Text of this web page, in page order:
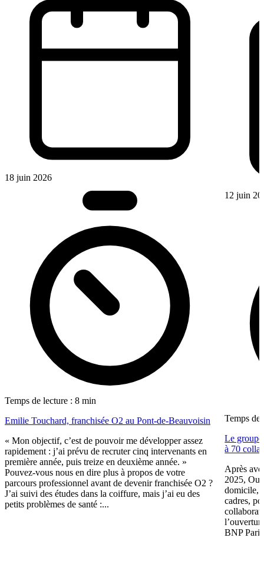
18 juin 2026
Temps de lecture : 8 min
Emilie Touchard, franchisée O2 au Pont-de-Beauvoisin
« Mon objectif, c’est de pouvoir me développer assez
rapidement : j’ai prévu de recruter cinq intervenants en
première année, puis treize en deuxième année. »
Pouvez-vous nous en dire plus à propos de votre
parcours professionnel avant de devenir franchisée O2 ?
J’ai suivi des études dans la coiffure, mais j’ai eu des
petits problèmes de santé :...
12 juin
Temps de
Le
à 70
Après
2025, Oui
domicile,
cadres,
BNP